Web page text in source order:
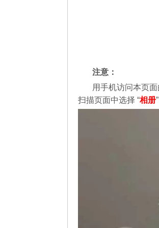
注意：
用手机访问本页
扫描页面中选择 “相册